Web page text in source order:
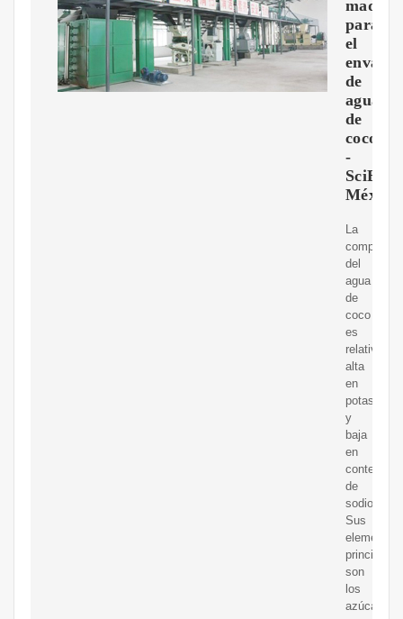
para
el
de
agua
de
coco
-
SciELO
México
La
del
agua
de
coco
es
alta
en
potasio
y
baja
en
contenido
de
sodio.
Sus
elementos
principales
son
los
azúcares